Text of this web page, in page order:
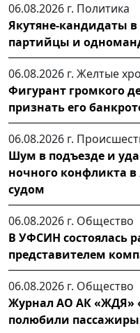
06.08.2026 г. Политика
Якутяне-кандидаты
партийцы и
06.08.2026 г. Желтые
Фигурант громкого
признать его
06.08.2026 г.
Шум в подъезде и
ночного конфликта
судом
06.08.2026 г. Общество
В УФСИН состоялась
представителем
06.08.2026 г. Общество
Журнал АО АК «ЖДЯ»
полюбили пассажиры